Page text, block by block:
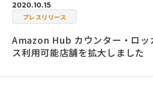
2020.10.15
プレスリリース
Amazon Hub カウンター・ロッ
ス利用可能店舗を拡大しました